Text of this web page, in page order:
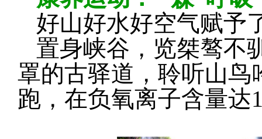
好山好水好空气赋予
置身峡谷，览桀骜不
罩的古驿道，聆听山鸟
跑，在负氧离子含量达